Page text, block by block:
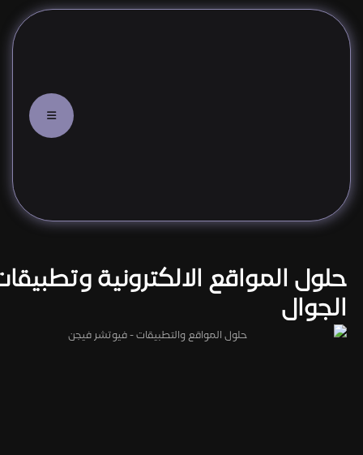
حلول المواقع الالكترونية
الجوال